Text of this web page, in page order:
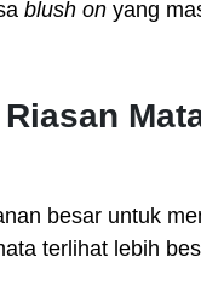
blush on yang
besar untuk
terlihat lebih